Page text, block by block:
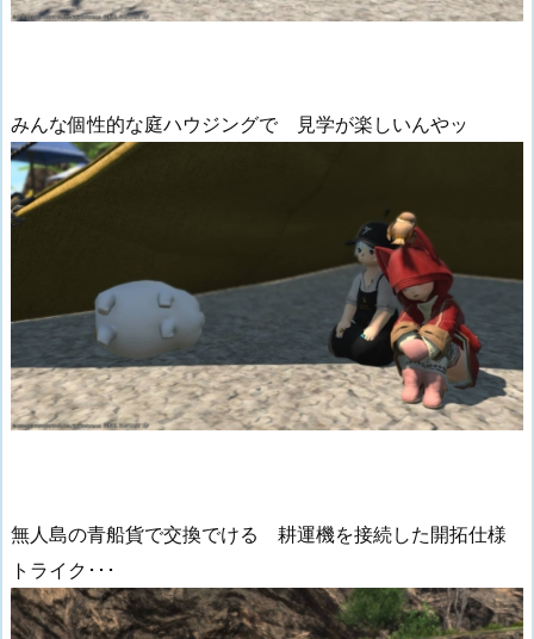
みんな個性的な庭ハウジングで 見学が楽しいんやッ
無人島の青船貨で交換でける 耕運機を接続した開拓仕様
トライク･･･